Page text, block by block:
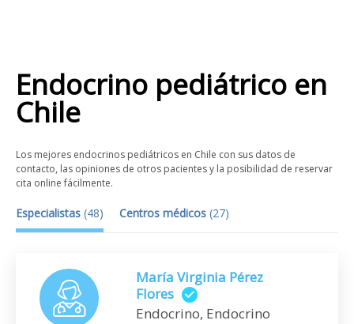
Endocrino pediátrico en
Chile
Los mejores endocrinos pediátricos en Chile con sus datos de
contacto, las opiniones de otros pacientes y la posibilidad de reservar
cita online fácilmente.
Especialistas (48) Centros médicos (27)
María Virginia Pérez
Flores
Endocrino, Endocrino